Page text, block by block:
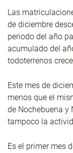
Las
de diciembre
periodo del año
acumulado del
todoterrenos
Este mes de
menos que el
de Nochebuena y
tampoco la
Es el primer mes